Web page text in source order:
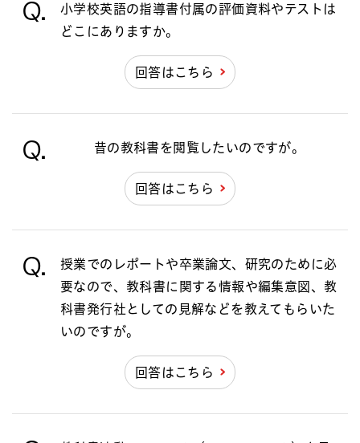
Q.
小学校英語の指導書付属の評価資料やテストは
どこにありますか。
回答はこちら
Q. 昔の教科書を閲覧したいのですが。
回答はこちら
Q.
授業でのレポートや卒業論文、研究のために必
要なので、教科書に関する情報や編集意図、教
科書発行社としての見解などを教えてもらいた
いのですが。
回答はこちら